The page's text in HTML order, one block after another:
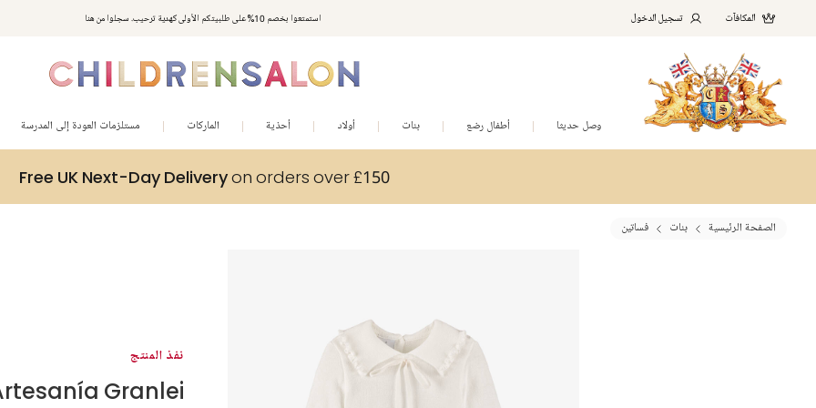
استمتعوا بخصم 10% على طلبيتكم الأولى كهدية ترحيب. سجلوا من هنا المكافآت تسجيل الدخول
وصل حديثا أطفال رضع بنات أولاد أحذية الماركات مستلزمات العودة إلى المدرسة
Free UK Next-Day Deliveryon orders over £150
الصفحة الرئيسية بنات فساتين
نفذ المنتج
Granlei